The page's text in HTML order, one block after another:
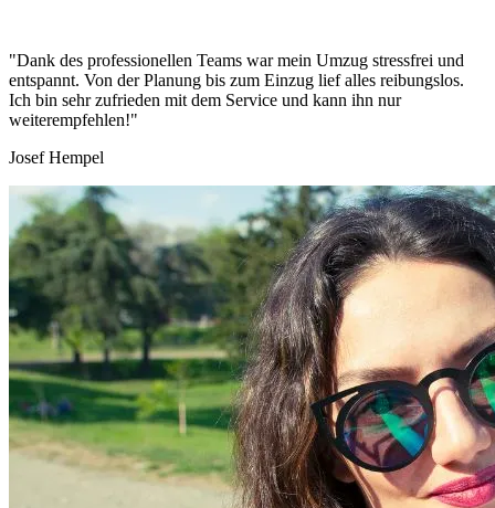
"Dank des professionellen Teams war mein Umzug stressfrei und
entspannt. Von der Planung bis zum Einzug lief alles reibungslos.
Ich bin sehr zufrieden mit dem Service und kann ihn nur
weiterempfehlen!"
Josef Hempel